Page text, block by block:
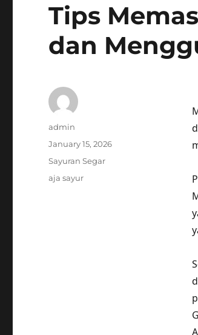
Tips
dan
Author
admin
Posted
January 15, 2026
Categories
Sayuran Segar
Tags
aja sayur